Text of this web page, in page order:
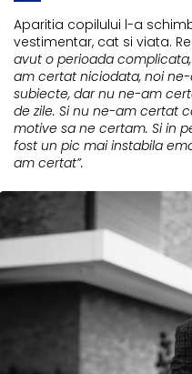
Aparitia copilului l-a
vestimentar, cat si viata.
avut o perioada
am certat niciodata, noi
subiecte, dar nu ne-am
de zile. Si nu ne-am certat
motive sa ne certam. Si in
fost un pic mai instabila
am certat”.